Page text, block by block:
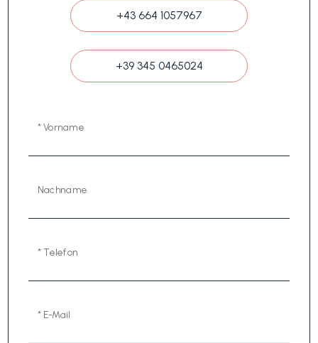
+43 664 1057967
+39 345 0465024
* Vorname
Nachname
* Telefon
* E-Mail